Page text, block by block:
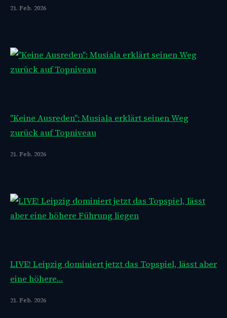
21. Feb. 2026
"Keine Ausreden": Musiala erklärt seinen Weg
zurück auf Topniveau
21. Feb. 2026
LIVE! Leipzig dominiert jetzt das Topspiel, lässt aber
eine höhere…
21. Feb. 2026